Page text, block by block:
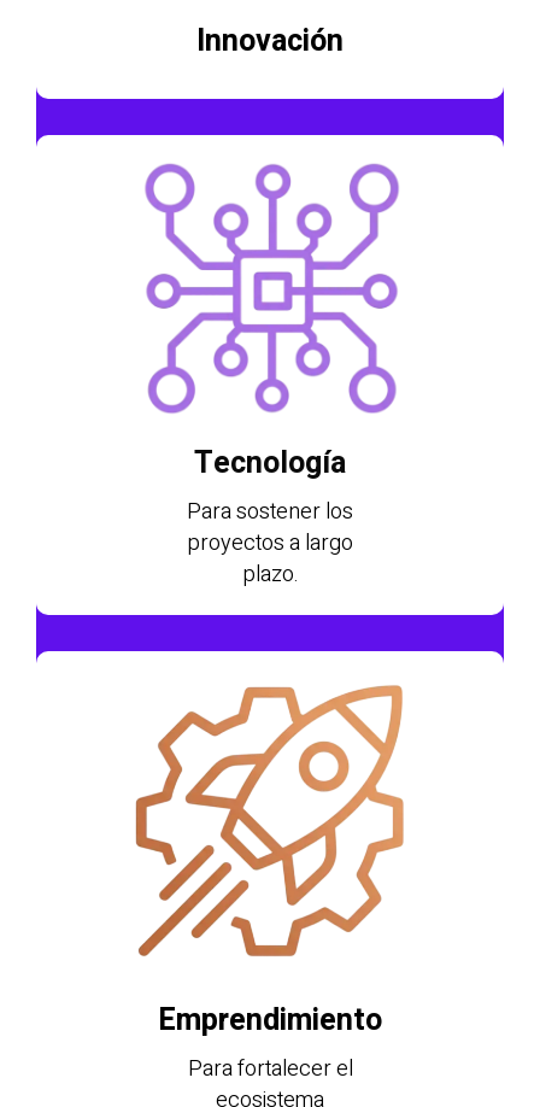
Innovación
Tecnología
Para sostener los
proyectos a largo
plazo.
Emprendimiento
Para fortalecer el
ecosistema